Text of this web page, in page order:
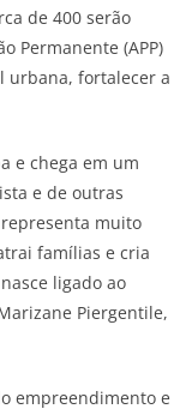
de 400 serão
Permanente (APP)
urbana, fortalecer a
e chega em um
e de outras
muito
famílias e cria
ligado ao
Piergentile,
empreendimento e